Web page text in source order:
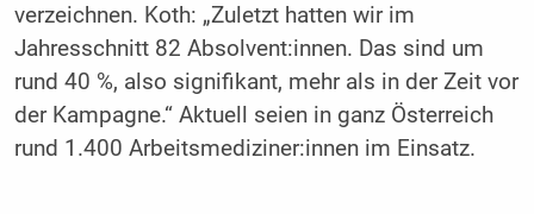
verzeichnen. Koth: „Zuletzt hatten wir im
Jahresschnitt 82 Absolvent:innen. Das sind um
rund 40 %, also signifikant, mehr als in der Zeit vor
der Kampagne.“ Aktuell seien in ganz Österreich
rund 1.400 Arbeitsmediziner:innen im Einsatz.